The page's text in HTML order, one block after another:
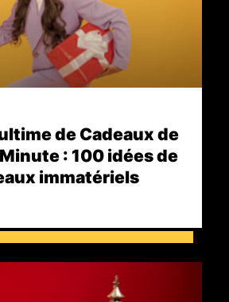
de Cadeaux de
: 100 idées de
immatériels